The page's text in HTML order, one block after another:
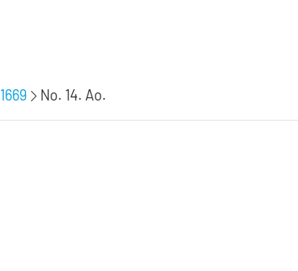
1669 No. 14. Ao.